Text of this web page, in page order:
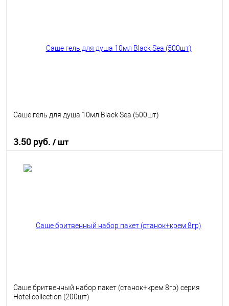
Саше гель для душа 10мл Black Sea (500шт)
3.50 руб. / шт
Саше бритвенный набор пакет (станок+крем 8гр) серия
Hotel collection (200шт)